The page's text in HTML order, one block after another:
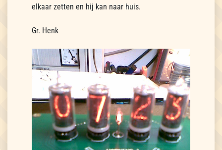
elkaar zetten en hij kan naar huis.
Gr. Henk